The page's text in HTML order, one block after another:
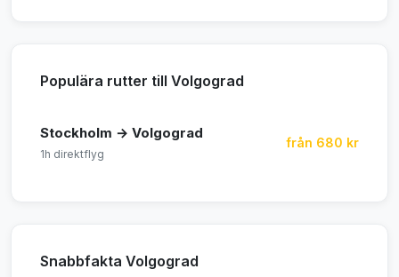
Populära rutter till Volgograd
Stockholm → Volgograd
1h direktflyg
från 680 kr
Snabbfakta Volgograd